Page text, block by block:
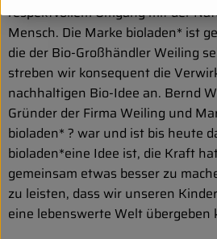
respektvollem Umgang mit der
Mensch. Die Marke bioladen* ist
die der Bio-Großhändler Weiling
streben wir konsequent die
nachhaltigen Bio-Idee an. Bernd
Gründer der Firma Weiling und
bioladen* ? war und ist bis heute
bioladen*eine Idee ist, die Kraft
gemeinsam etwas besser zu
zu leisten, dass wir unseren
eine lebenswerte Welt übergeben